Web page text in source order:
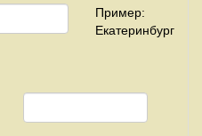
Пример:
Екатеринбург